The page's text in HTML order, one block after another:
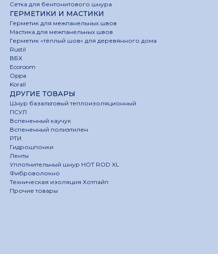
Сетка для бентонитового шнура
ГЕРМЕТИКИ И МАСТИКИ
Герметик для межпанельных швов
Мастика для межпанельных швов
Герметик «тёплый шов» для деревянного дома
Rustil
ВБХ
Ecoroom
Oppa
Korall
ДРУГИЕ ТОВАРЫ
Шнур базальтовый теплоизоляционный
ПСУЛ
Вспененный каучук
Вспененный полиэтилен
РТИ
Гидрошпонки
Ленты
Уплотнительный шнур HOT ROD XL
Фиброволокно
Техническая изоляция Хотпайп
Прочие товары